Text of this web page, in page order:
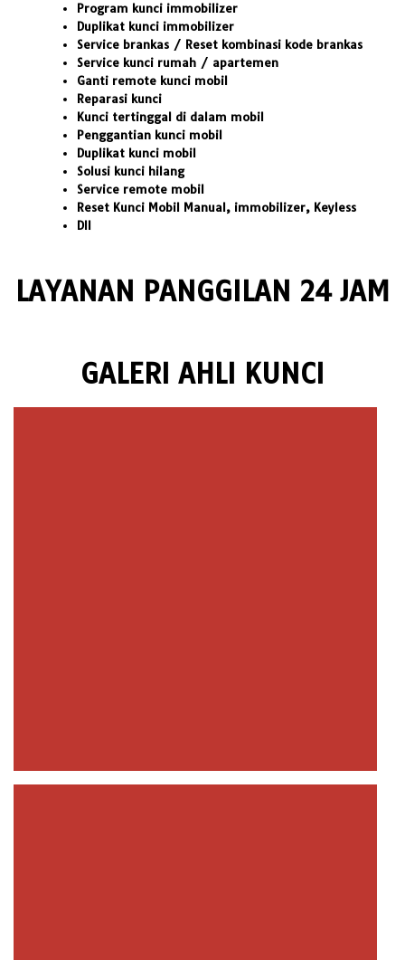
Program kunci immobilizer
Duplikat kunci immobilizer
Service brankas / Reset kombinasi kode brankas
Service kunci rumah / apartemen
Ganti remote kunci mobil
Reparasi kunci
Kunci tertinggal di dalam mobil
Penggantian kunci mobil
Duplikat kunci mobil
Solusi kunci hilang
Service remote mobil
Reset Kunci Mobil Manual, immobilizer, Keyless
Dll
LAYANAN PANGGILAN 24 JAM
GALERI AHLI KUNCI